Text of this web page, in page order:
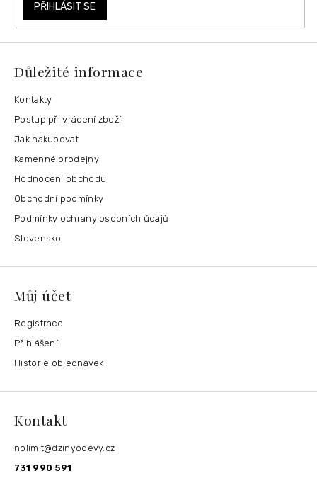
PŘIHLÁSIT SE
Důležité informace
Kontakty
Postup při vrácení zboží
Jak nakupovat
Kamenné prodejny
Hodnocení obchodu
Obchodní podmínky
Podmínky ochrany osobních údajů
Slovensko
Můj účet
Registrace
Přihlášení
Historie objednávek
Kontakt
nolimit@dzinyodevy.cz
731 990 591